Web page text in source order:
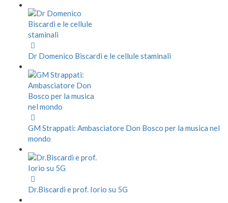
Dr Domenico Biscardi e le cellule staminali
GM Strappati: Ambasciatore Don Bosco per la musica nel
mondo
Dr.Biscardi e prof. Iorio su 5G